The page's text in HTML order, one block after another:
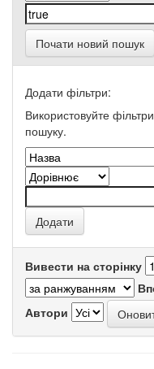
Почати новий пошук
Додати фільтри:
Використовуйте
пошуку.
Вивести на сторінку
Автори